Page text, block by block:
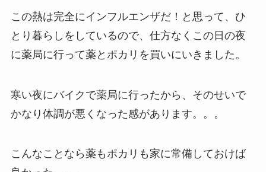
この熱は完全にインフルエンザだ！と思って、ひ
とり暮らしをしているので、仕方なくこの日の夜
に薬局に行って薬とポカリを買いにいきました。
寒い夜にバイクで薬局に行ったから、そのせいで
かなり体調が悪くなった感があります。。。
こんなことなら薬もポカリも家に常備しておけば